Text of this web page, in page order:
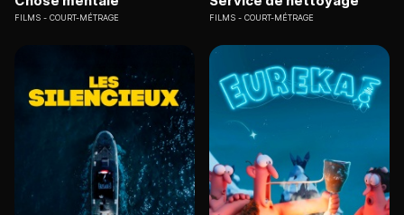
FILMS COURT-MÉTRAGE FILMS COURT-MÉTRAGE